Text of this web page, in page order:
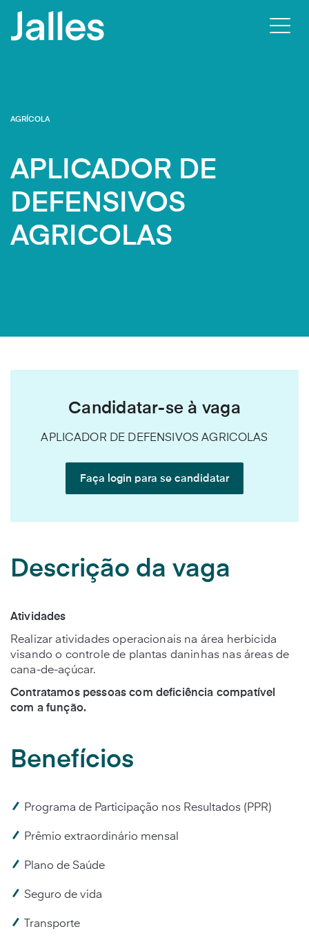
AGRÍCOLA
APLICADOR DE
DEFENSIVOS
AGRICOLAS
Candidatar-se à vaga
APLICADOR DE DEFENSIVOS AGRICOLAS
Faça login para se candidatar
Descrição da vaga
Atividades
Realizar atividades operacionais na área herbicida
visando o controle de plantas daninhas nas áreas de
cana-de-açúcar.
Contratamos pessoas com deficiência compatível
com a função.
Benefícios
Programa de Participação nos Resultados (PPR)
Prêmio extraordinário mensal
Plano de Saúde
Seguro de vida
Transporte